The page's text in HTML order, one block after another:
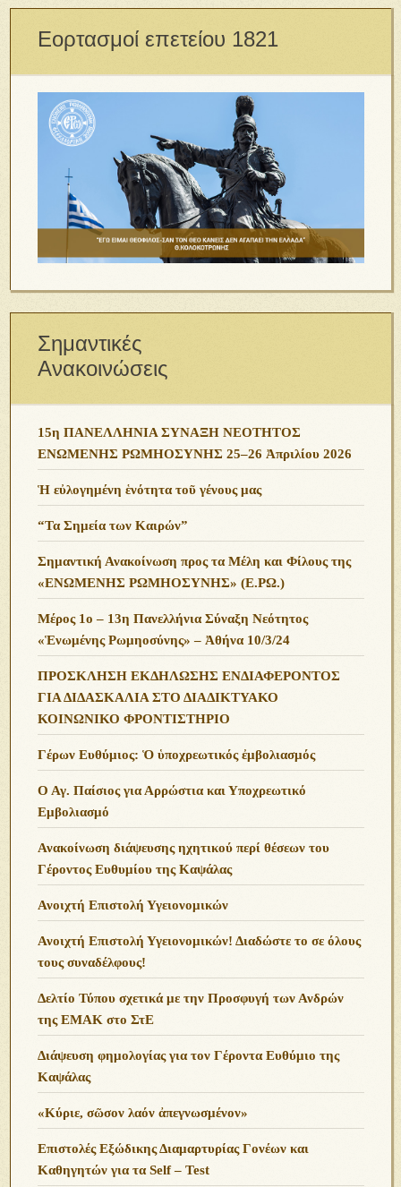
Εορτασμοί επετείου 1821
Σημαντικές
Ανακοινώσεις
15η ΠΑΝΕΛΛΗΝΙΑ ΣΥΝΑΞΗ ΝΕΟΤΗΤΟΣ
ΕΝΩΜΕΝΗΣ ΡΩΜΗΟΣΥΝΗΣ 25–26 Ἀπριλίου 2026
Ἡ εὐλογημένη ἑνότητα τοῦ γένους μας
“Τα Σημεία των Καιρών”
Σημαντική Ανακοίνωση προς τα Μέλη και Φίλους της
«ΕΝΩΜΕΝΗΣ ΡΩΜΗΟΣΥΝΗΣ» (Ε.ΡΩ.)
Μέρος 1ο – 13η Πανελλήνια Σύναξη Νεότητος
«Ἑνωμένης Ρωμηοσύνης» – Ἀθήνα 10/3/24
ΠΡΟΣΚΛΗΣΗ ΕΚΔΗΛΩΣΗΣ ΕΝΔΙΑΦΕΡΟΝΤΟΣ
ΓΙΑ ΔΙΔΑΣΚΑΛΙΑ ΣΤΟ ΔΙΑΔΙΚΤΥΑΚΟ
ΚΟΙΝΩΝΙΚΟ ΦΡΟΝΤΙΣΤΗΡΙΟ
Γέρων Ευθύμιος: Ὁ ὑποχρεωτικός ἐμβολιασμός
Ο Αγ. Παίσιος για Αρρώστια και Υποχρεωτικό
Εμβολιασμό
Ανακοίνωση διάψευσης ηχητικού περί θέσεων του
Γέροντος Ευθυμίου της Καψάλας
Ανοιχτή Επιστολή Υγειονομικών
Ανοιχτή Επιστολή Υγειονομικών! Διαδώστε το σε όλους
τους συναδέλφους!
Δελτίο Τύπου σχετικά με την Προσφυγή των Ανδρών
της ΕΜΑΚ στο ΣτΕ
Διάψευση φημολογίας για τον Γέροντα Ευθύμιο της
Καψάλας
«Κύριε, σῶσον λαόν ἀπεγνωσμένον»
Επιστολές Εξώδικης Διαμαρτυρίας Γονέων και
Καθηγητών για τα Self – Test